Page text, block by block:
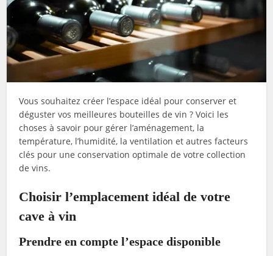
Vous souhaitez créer l’espace idéal pour conserver et
déguster vos meilleures bouteilles de vin ? Voici les
choses à savoir pour gérer l’aménagement, la
température, l’humidité, la ventilation et autres facteurs
clés pour une conservation optimale de votre collection
de vins.
Choisir l’emplacement idéal de votre
cave à vin
Prendre en compte l’espace disponible